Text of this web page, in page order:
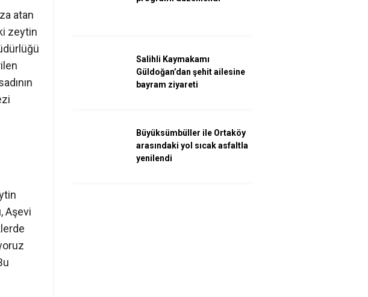
atan
zeytin
Aşevi
Salihli Kaymakamı
Güldoğan’dan şehit ailesine
bayram ziyareti
Büyüksümbüller ile Ortaköy
arasındaki yol sıcak asfaltla
yenilendi